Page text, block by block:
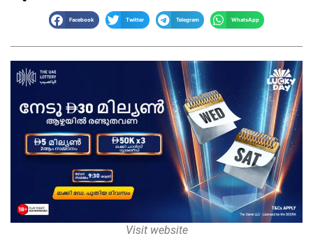
Facebook Twitter Telegram WhatsApp
Visit website